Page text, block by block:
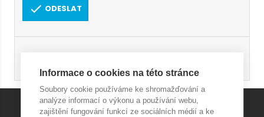
ODESLAT
Informace o cookies na této stránce
Soubory cookie používáme ke shromažďování a
analýze informací o výkonu a používání webu,
zajištění fungování funkcí ze sociálních médií a ke